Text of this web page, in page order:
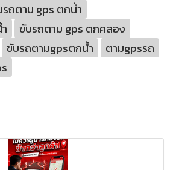
รถตาม gps ตกน้ํา
ขับรถตาม gps ตกคลอง
ขับรถตามgpsตกน้ํา
ตามgpsรถ